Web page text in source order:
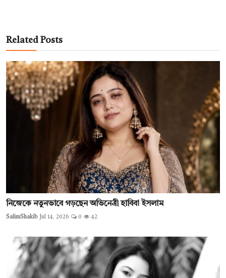
Related Posts
নিজেকে নতুনভাবে গড়ছেন অভিনেত্রী হাবিবা ইসলাম
SalimShakib Jul 14, 2026 0 42